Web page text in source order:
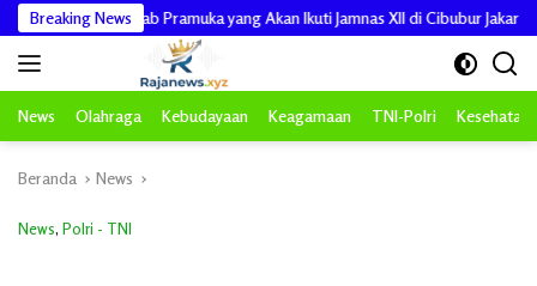
Langsung
ke
konten
Breaking News
Kwarcab Pramuka yang Akan Ikuti Jamnas XII di Cibubur Jakarta Timur
News Olahraga Kebudayaan Keagamaan TNI-Polri Kesehatan
Beranda News
News, Polri - TNI